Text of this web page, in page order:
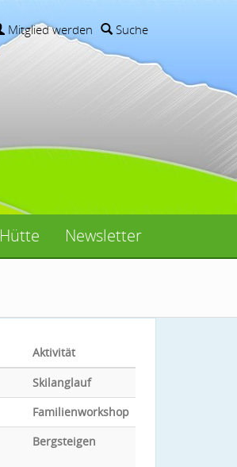
Mitglied werden
Suche
Hütte Newsletter
Aktivität
Skilanglauf
Familienworkshop
Bergsteigen